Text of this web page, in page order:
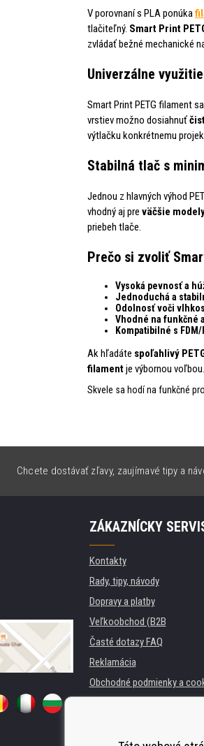
V porovnaní s PLA ponúka
tlačiteľný. Smart Print
zvládať bežné mechanické
Univerzálne
Smart Print PETG filament
vrstiev možno dosiahnuť
výtlačku konkrétnemu
Stabilná tlač s
Jednou z hlavných výhod
vhodný aj pre väčšie
priebeh tlače.
Prečo si zvoliť
Vysoká pevnosť a
Jednoduchá a
Odolnosť voči
Vhodné na funkčné
Kompatibilné s FDM/
Ak hľadáte spoľahlivý
filamentje výbornou voľbou.
Skvele sa hodí na funkčné
Chcete dostávať zľavy, zaujímavé tipy a
ZÁKAZNÍCKY
Kontakty
Rady, tipy, návody
Dopravy a platby
Veľkoobchod (B2B
Časté dotazy FAQ
Reklamácia
Obchodné podmienky a
Prenájom tlačiarní